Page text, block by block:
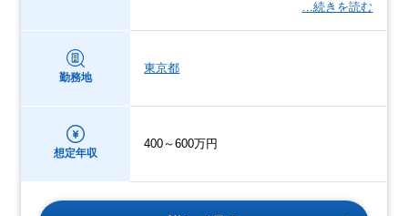
…続きを読む
勤務地
東京都
想定年収
400～600万円